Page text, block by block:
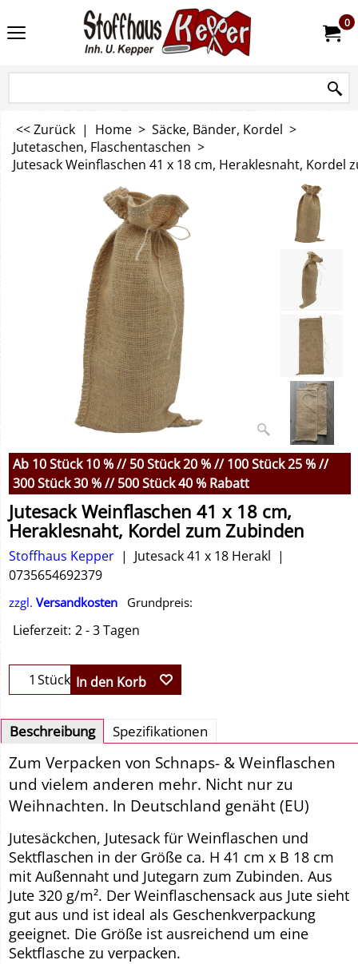
0
<< Zurück | Home > Säcke, Bänder, Kordel >
Jutetaschen, Flaschentaschen >
Jutesack Weinflaschen 41 x 18 cm, Heraklesnaht, Kordel
Ab 10 Stück 10 % // 50 Stück 20 % // 100 Stück 25 % //
300 Stück 30 % // 500 Stück 40 % Rabatt
Jutesack Weinflaschen 41 x 18 cm,
Heraklesnaht, Kordel zum Zubinden
Stoffhaus Kepper
Jutesack 41 x 18 Herakl
0735654692379
zzgl. Versandkosten Grundpreis:
Lieferzeit: 2 - 3 Tagen
Stück In den Korb
Beschreibung Spezifikationen
Zum Verpacken von Schnaps- & Weinflaschen
und vielem anderen mehr. Nicht nur zu
Weihnachten. In Deutschland genäht (EU)
Jutesäckchen, Jutesack für Weinflaschen und
Sektflaschen in der Größe ca. H 41 cm x B 18 cm
mit Außennaht und Jutegarn zum Zubinden. Aus
Jute 320 g/m². Der Weinflaschensack aus Jute sieht
gut aus und ist ideal als Geschenkverpackung
geeignet. Die Größe ist ausreichend um eine
Sektflasche zu verpacken.